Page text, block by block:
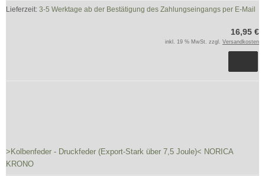
Lieferzeit: 3-5 Werktage ab der Bestätigung des Zahlungseingangs per E-Mail
16,95 €
inkl. 19 % MwSt. zzgl. Versandkosten
>Kolbenfeder - Druckfeder (Export-Stark über 7,5 Joule)< NORICA
KRONO